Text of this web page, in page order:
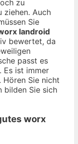
zu
ziehen. Auch
Sie
landroid
bewertet, da
passt es
Es ist immer
Hören Sie nicht
bilden Sie sich
worx